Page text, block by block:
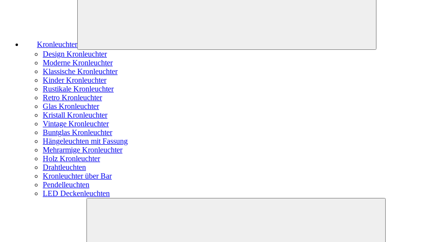
Kronleuchter
Design Kronleuchter
Moderne Kronleuchter
Klassische Kronleuchter
Kinder Kronleuchter
Rustikale Kronleuchter
Retro Kronleuchter
Glas Kronleuchter
Kristall Kronleuchter
Vintage Kronleuchter
Buntglas Kronleuchter
Hängeleuchten mit Fassung
Mehrarmige Kronleuchter
Holz Kronleuchter
Drahtleuchten
Kronleuchter über Bar
Pendelleuchten
LED Deckenleuchten